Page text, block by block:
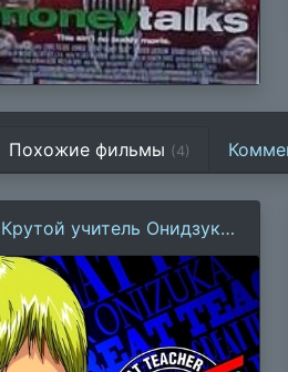
Похожие фильмы (4)
Крутой учитель Онидзука
(1999)